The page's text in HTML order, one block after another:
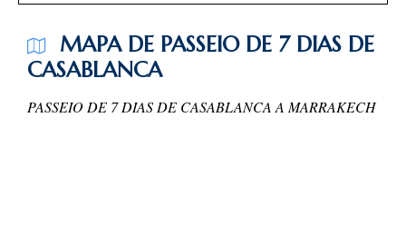
MAPA DE PASSEIO DE 7 DIAS DE
CASABLANCA
PASSEIO DE 7 DIAS DE CASABLANCA A MARRAKECH